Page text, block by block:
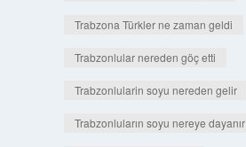
Trabzona Türkler ne zaman geldi
Trabzonlular nereden göç etti
Trabzonlularin soyu nereden gelir
Trabzonluların soyu nereye dayanır